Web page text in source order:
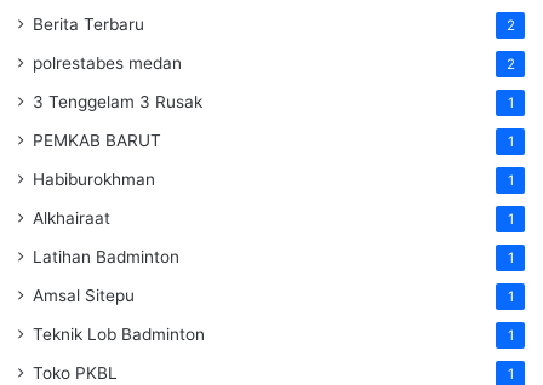
Berita Terbaru 2
polrestabes medan 2
3 Tenggelam 3 Rusak 1
PEMKAB BARUT 1
Habiburokhman 1
Alkhairaat 1
Latihan Badminton 1
Amsal Sitepu 1
Teknik Lob Badminton 1
Toko PKBL 1